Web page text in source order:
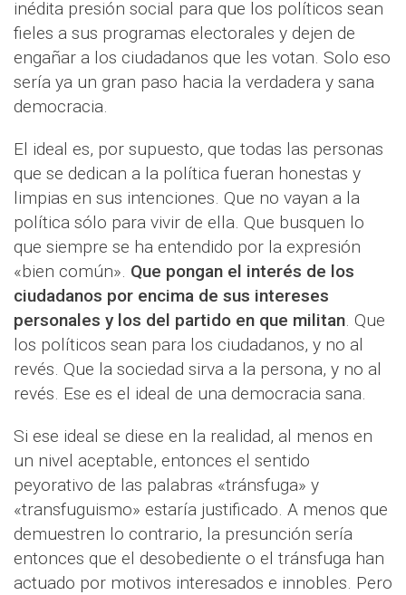
inédita presión social para que los políticos sean
fieles a sus programas electorales y dejen de
engañar a los ciudadanos que les votan. Solo eso
sería ya un gran paso hacia la verdadera y sana
democracia.
El ideal es, por supuesto, que todas las personas
que se dedican a la política fueran honestas y
limpias en sus intenciones. Que no vayan a la
política sólo para vivir de ella. Que busquen lo
que siempre se ha entendido por la expresión
«bien común». Que pongan el interés de los
ciudadanos por encima de sus intereses
personales y los del partido en que militan. Que
los políticos sean para los ciudadanos, y no al
revés. Que la sociedad sirva a la persona, y no al
revés. Ese es el ideal de una democracia sana.
Si ese ideal se diese en la realidad, al menos en
un nivel aceptable, entonces el sentido
peyorativo de las palabras «tránsfuga» y
«transfuguismo» estaría justificado. A menos que
demuestren lo contrario, la presunción sería
entonces que el desobediente o el tránsfuga han
actuado por motivos interesados e innobles. Pero